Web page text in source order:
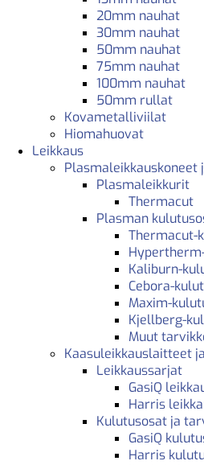
20mm nauhat
30mm nauhat
50mm nauhat
75mm nauhat
100mm nauhat
50mm rullat
Kovametalliviilat
Hiomahuovat
Leikkaus
Plasmaleikkauskoneet
Plasmaleikkurit
Thermacut
Plasman
Thermacut-
Kaliburn-
Cebora-
Maxim-
Kjellberg-
Muut
Kaasuleikkauslaitteet
Leikkaussarjat
GasiQ
Harris
Kulutusosat ja
GasiQ
Harris